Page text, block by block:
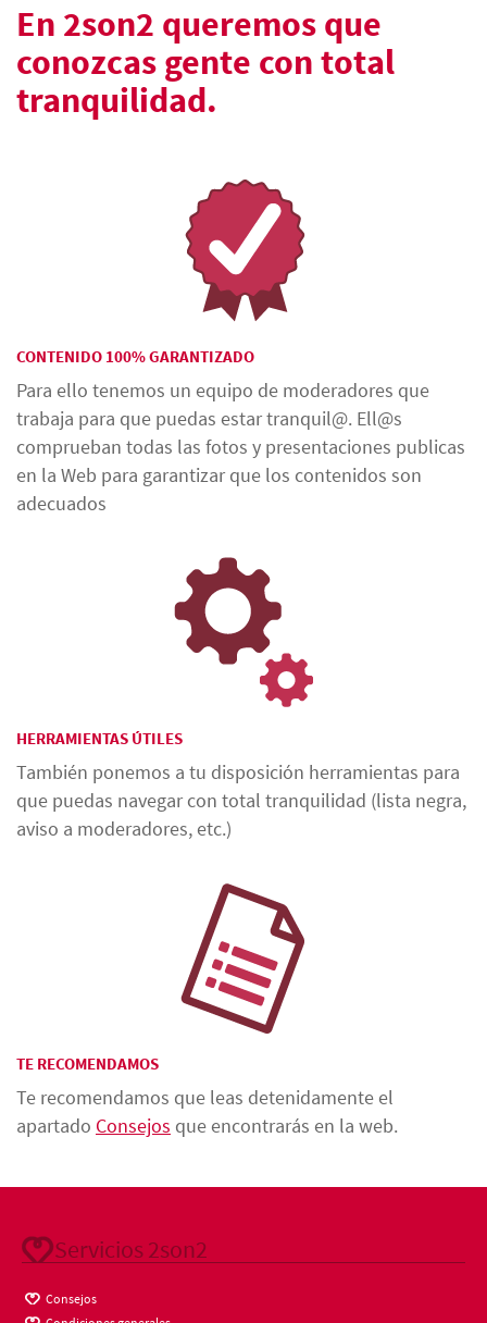
En 2son2 queremos que
conozcas gente con total
tranquilidad.
CONTENIDO 100% GARANTIZADO
Para ello tenemos un equipo de moderadores que
trabaja para que puedas estar tranquil@. Ell@s
comprueban todas las fotos y presentaciones publicas
en la Web para garantizar que los contenidos son
adecuados
HERRAMIENTAS ÚTILES
También ponemos a tu disposición herramientas para
que puedas navegar con total tranquilidad (lista negra,
aviso a moderadores, etc.)
TE RECOMENDAMOS
Te recomendamos que leas detenidamente el
apartado Consejos que encontrarás en la web.
Servicios 2son2
Consejos